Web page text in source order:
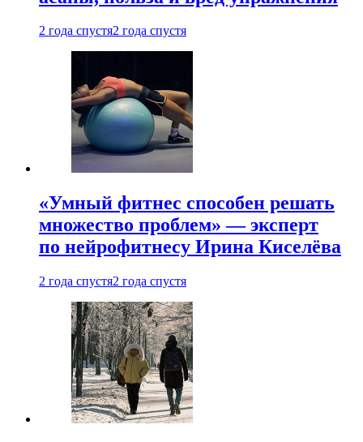
2 года спустя2 года спустя
«Умный фитнес способен решать
множество проблем» — эксперт
по нейрофитнесу Ирина Киселёва
2 года спустя2 года спустя